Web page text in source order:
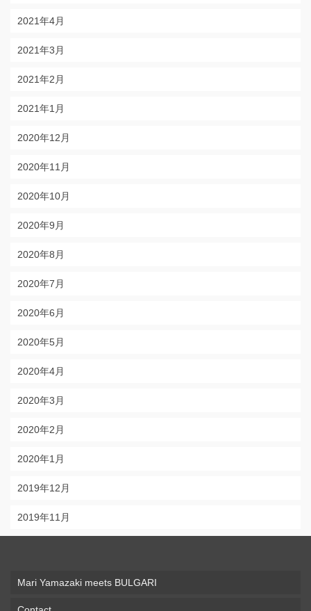
2021年4月
2021年3月
2021年2月
2021年1月
2020年12月
2020年11月
2020年10月
2020年9月
2020年8月
2020年7月
2020年6月
2020年5月
2020年4月
2020年3月
2020年2月
2020年1月
2019年12月
2019年11月
Mari Yamazaki meets BULGARI